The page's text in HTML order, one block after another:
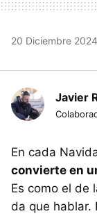
20 Diciembre 2024
Javier
En cada
convierte en
Es como el de
da que hablar.